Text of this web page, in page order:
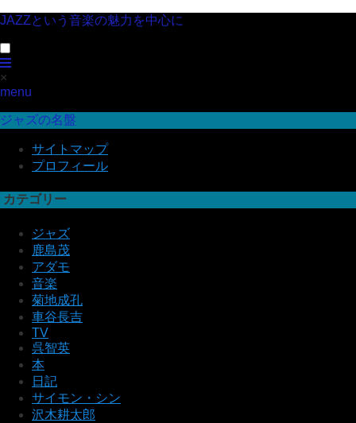
JAZZという音楽の魅力を中心に
×
menu
ジャズの名盤
サイトマップ
プロフィール
カテゴリー
ジャズ
鹿島茂
アダモ
音楽
菊地成孔
車谷長吉
TV
呉智英
本
日記
サイモン・シン
沢木耕太郎